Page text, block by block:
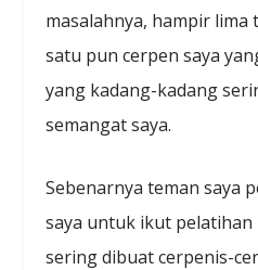
masalahnya, hampir lima
satu pun cerpen saya
yang kadang-kadang
semangat saya.
Sebenarnya teman saya
saya untuk ikut
sering dibuat cerpenis-